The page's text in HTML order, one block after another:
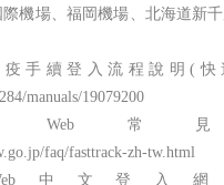
機場、福岡機場、北海道新
檢疫手續登入流程說明(
manuals/19079200
Web常見
faq/fasttrack-zh-tw.html
Web中文登